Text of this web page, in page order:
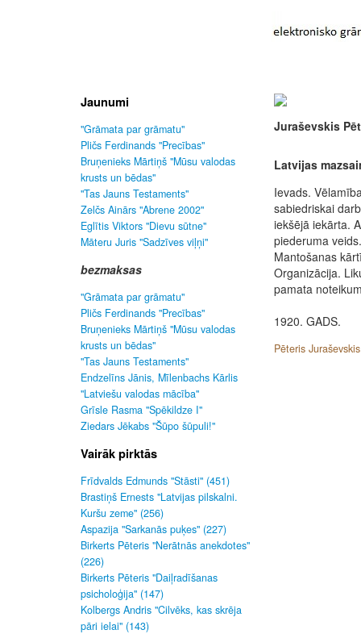
Jaunumi
"Grāmata par grāmatu"
Pličs Ferdinands "Precības"
Bruņenieks Mārtiņš "Mūsu valodas
krusts un bēdas"
"Tas Jauns Testaments"
Zelčs Ainārs "Abrene 2002"
Eglītis Viktors "Dievu sūtne"
Māteru Juris "Sadzīves viļņi"
bezmaksas
"Grāmata par grāmatu"
Pličs Ferdinands "Precības"
Bruņenieks Mārtiņš "Mūsu valodas
krusts un bēdas"
"Tas Jauns Testaments"
Endzelīns Jānis, Mīlenbachs Kārlis
"Latviešu valodas mācība"
Grīsle Rasma "Spēkildze I"
Ziedars Jēkabs "Šūpo šūpuli!"
Vairāk pirktās
Frīdvalds Edmunds "Stāsti" (451)
Brastiņš Ernests "Latvijas pilskalni.
Kuršu zeme" (256)
Aspazija "Sarkanās puķes" (227)
Birkerts Pēteris "Nerātnās anekdotes"
(226)
Birkerts Pēteris "Daiļradīšanas
psicholoģija" (147)
Kolbergs Andris "Cilvēks, kas skrēja
pāri ielai" (143)
Juraševskis
Latvijas
Ievads.
sabiedriskai
iekšējā iekārta.
piederuma
Mantošanas
Organizācija.
pamata
1920. GADS.
Pēteris